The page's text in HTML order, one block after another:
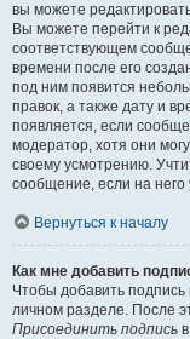
вы можете
Вы можете перейти к
соответствующем
времени после его
под ним появится
правок, а также дату и
появляется, если
модератор, хотя они
своему усмотрению.
сообщение, если на него
Вернуться к началу
Как мне добавить
Чтобы добавить
личном разделе. После
Присоединить подпись